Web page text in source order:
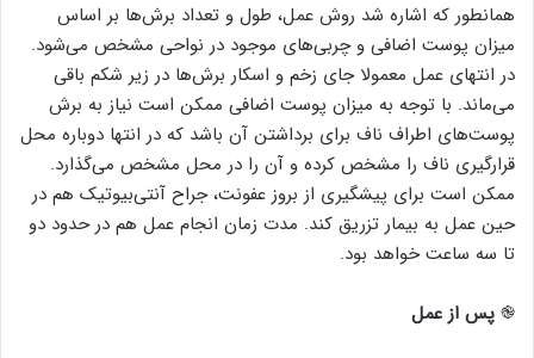
همانطور که اشاره شد روش عمل، طول و تعداد برش‌ها بر اساس
میزان پوست اضافی و چربی‌های موجود در نواحی مشخص می‌شود.
در انتهای عمل معمولا جای زخم و اسکار برش‌ها در زیر شکم باقی
می‌ماند. با توجه به میزان پوست اضافی ممکن است نیاز به برش
پوست‌های اطراف ناف برای برداشتن آن باشد که در انتها دوباره محل
قرارگیری ناف را مشخص کرده و آن را در محل مشخص می‌گذارد.
ممکن است برای پیشگیری از بروز عفونت، جراح آنتی‌بیوتیک هم در
حین عمل به بیمار تزریق کند. مدت زمان انجام عمل هم در حدود دو
تا سه ساعت خواهد بود.
֎ پس از عمل